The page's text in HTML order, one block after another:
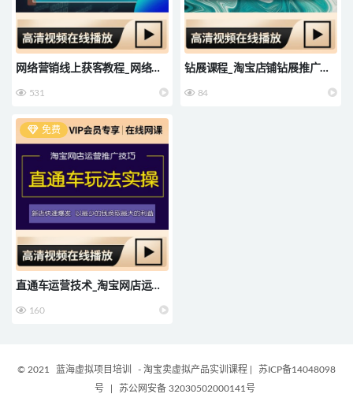
网络营销线上获客教程_网络营
531
钻展课程_淘宝店铺钻展推广电
84
免费
直通车运营技术_淘宝网店运营
160
© 2021 蓝海虚拟项目培训 - 淘宝卖虚拟产品实训课程
苏ICP备14048098
号
苏公网安备 32030502000141号